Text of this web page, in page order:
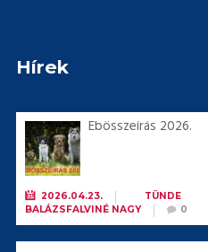
Hírek
Ebösszeírás 2026.
2026.04.23.
TÜNDE
BALÁZSFALVINÉ NAGY
0